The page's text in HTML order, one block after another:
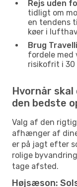
Rejs uden
tidligt om
en tendens
køer i
Brug
fordele med
risikofrit i 30
Hvornår
den bedste
Valg af den
afhænger af
er på jagt efter
rolige
tage afsted.
Højsæson: